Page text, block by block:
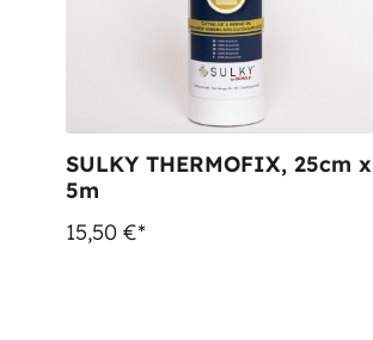
SULKY THERMOFIX, 25cm x
5m
15,50 €*